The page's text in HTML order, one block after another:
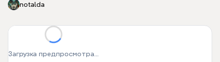
notalda
Загрузка предпросмотра...